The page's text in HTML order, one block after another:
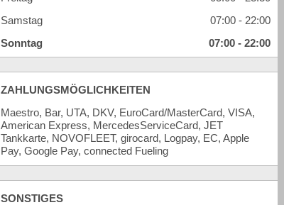
Samstag
07:00 - 22:00
Sonntag
07:00 - 22:00
ZAHLUNGSMÖGLICHKEITEN
Maestro, Bar, UTA, DKV, EuroCard/MasterCard, VISA,
American Express, MercedesServiceCard, JET
Tankkarte, NOVOFLEET, girocard, Logpay, EC, Apple
Pay, Google Pay, connected Fueling
SONSTIGES